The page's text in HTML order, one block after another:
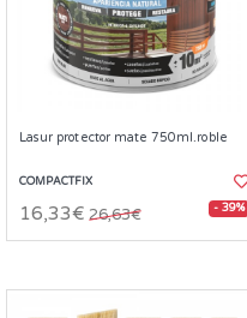
Lasur protector mate 750ml.roble
COMPACTFIX
16,33€ 26,63€ - 39%